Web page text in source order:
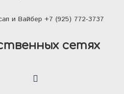
и Вайбер +7 (925) 772-3737
сетях